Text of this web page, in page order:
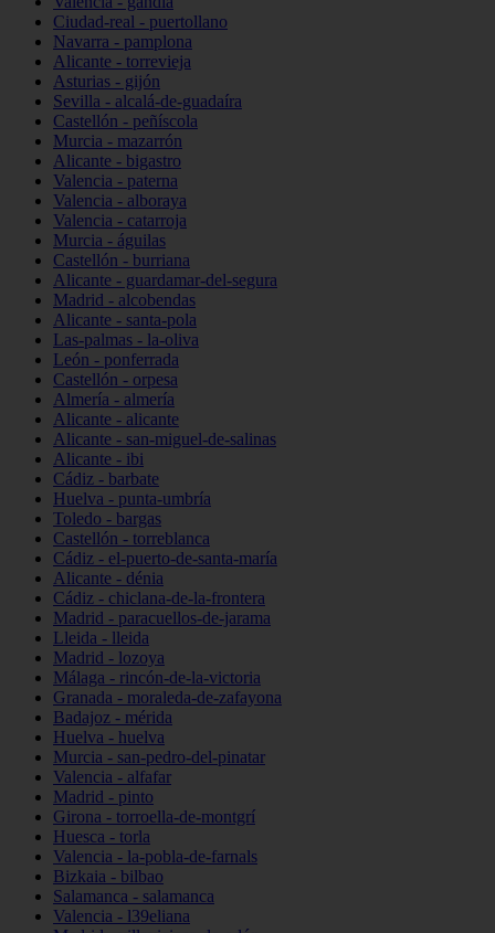
Ciudad-real - puertollano
Navarra - pamplona
Alicante - torrevieja
Asturias - gijón
Sevilla - alcalá-de-guadaíra
Castellón - peñíscola
Murcia - mazarrón
Alicante - bigastro
Valencia - paterna
Valencia - alboraya
Valencia - catarroja
Murcia - águilas
Castellón - burriana
Alicante - guardamar-del-segura
Madrid - alcobendas
Alicante - santa-pola
Las-palmas - la-oliva
León - ponferrada
Castellón - orpesa
Almería - almería
Alicante - alicante
Alicante - san-miguel-de-salinas
Alicante - ibi
Cádiz - barbate
Huelva - punta-umbría
Toledo - bargas
Castellón - torreblanca
Cádiz - el-puerto-de-santa-maría
Alicante - dénia
Cádiz - chiclana-de-la-frontera
Madrid - paracuellos-de-jarama
Lleida - lleida
Madrid - lozoya
Málaga - rincón-de-la-victoria
Granada - moraleda-de-zafayona
Badajoz - mérida
Huelva - huelva
Murcia - san-pedro-del-pinatar
Valencia - alfafar
Madrid - pinto
Girona - torroella-de-montgrí
Huesca - torla
Valencia - la-pobla-de-farnals
Bizkaia - bilbao
Salamanca - salamanca
Valencia - l39eliana